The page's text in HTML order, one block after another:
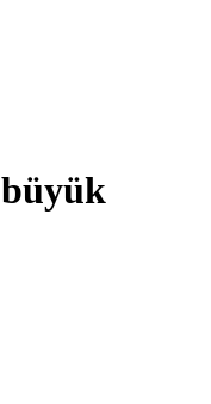
büyük